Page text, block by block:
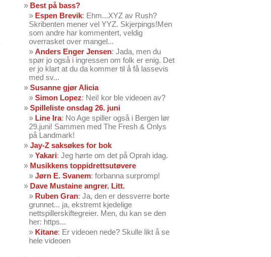
Best på bass?
Espen Brevik: Ehm...XYZ av Rush?
Skribenten mener vel YYZ. Skjerpings!Men
som andre har kommentert, veldig
overrasket over mangel...
Anders Enger Jensen: Jada, men du
spør jo også i ingressen om folk er enig. Det
er jo klart at du da kommer til å få lassevis
med sv...
Susanne gjør Alicia
Simon Lopez: Nei! kor ble videoen av?
Spilleliste onsdag 26. juni
Line Ira: No Age spiller også i Bergen lør
29.juni! Sammen med The Fresh & Onlys
på Landmark!
Jay-Z saksøkes for bok
Yakari: Jeg hørte om det på Oprah idag.
Musikkens toppidrettsutøvere
Jørn E. Svanem: forbanna surpromp!
Dave Mustaine angrer. Litt.
Ruben Gran: Ja, den er dessverre borte
grunnet... ja, ekstremt kjedelige
nettspillerskiftegreier. Men, du kan se den
her: https...
Kitane: Er videoen nede? Skulle likt å se
hele videoen